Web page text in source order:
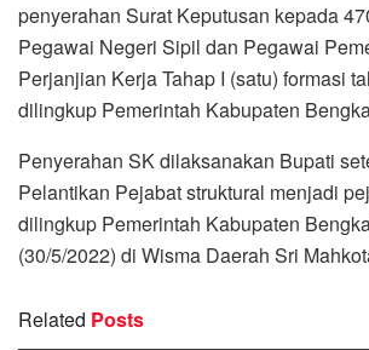
penyerahan Surat Keputusan kepada
Pegawai Negeri Sipil dan Pegawai
Perjanjian Kerja Tahap I (satu) formasi
dilingkup Pemerintah Kabupaten
Penyerahan SK dilaksanakan Bupati
Pelantikan Pejabat struktural menjadi
dilingkup Pemerintah Kabupaten
(30/5/2022) di Wisma Daerah Sri
Related Posts